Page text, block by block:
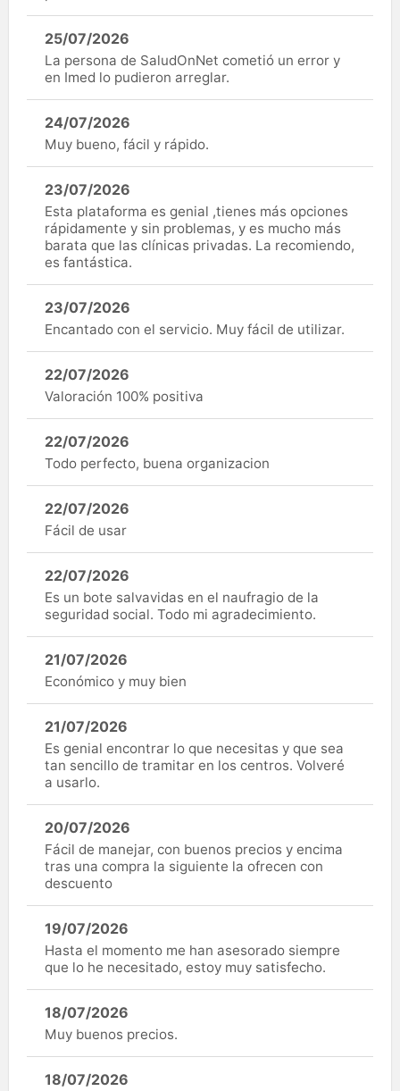
25/07/2026
La persona de SaludOnNet cometió un error y
en Imed lo pudieron arreglar.
24/07/2026
Muy bueno, fácil y rápido.
23/07/2026
Esta plataforma es genial ,tienes más opciones
rápidamente y sin problemas, y es mucho más
barata que las clínicas privadas. La recomiendo,
es fantástica.
23/07/2026
Encantado con el servicio. Muy fácil de utilizar.
22/07/2026
Valoración 100% positiva
22/07/2026
Todo perfecto, buena organizacion
22/07/2026
Fácil de usar
22/07/2026
Es un bote salvavidas en el naufragio de la
seguridad social. Todo mi agradecimiento.
21/07/2026
Económico y muy bien
21/07/2026
Es genial encontrar lo que necesitas y que sea
tan sencillo de tramitar en los centros. Volveré
a usarlo.
20/07/2026
Fácil de manejar, con buenos precios y encima
tras una compra la siguiente la ofrecen con
descuento
19/07/2026
Hasta el momento me han asesorado siempre
que lo he necesitado, estoy muy satisfecho.
18/07/2026
Muy buenos precios.
18/07/2026